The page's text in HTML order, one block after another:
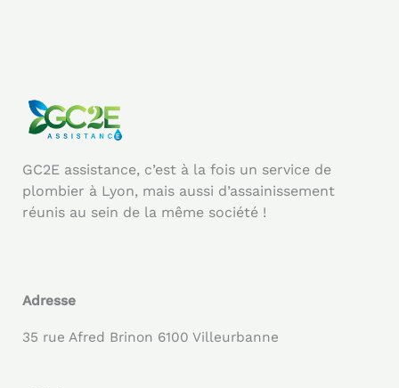
GC2E assistance, c’est à la fois un service de
plombier à Lyon, mais aussi d’assainissement
réunis au sein de la même société !
Adresse
35 rue Afred Brinon 6100 Villeurbanne